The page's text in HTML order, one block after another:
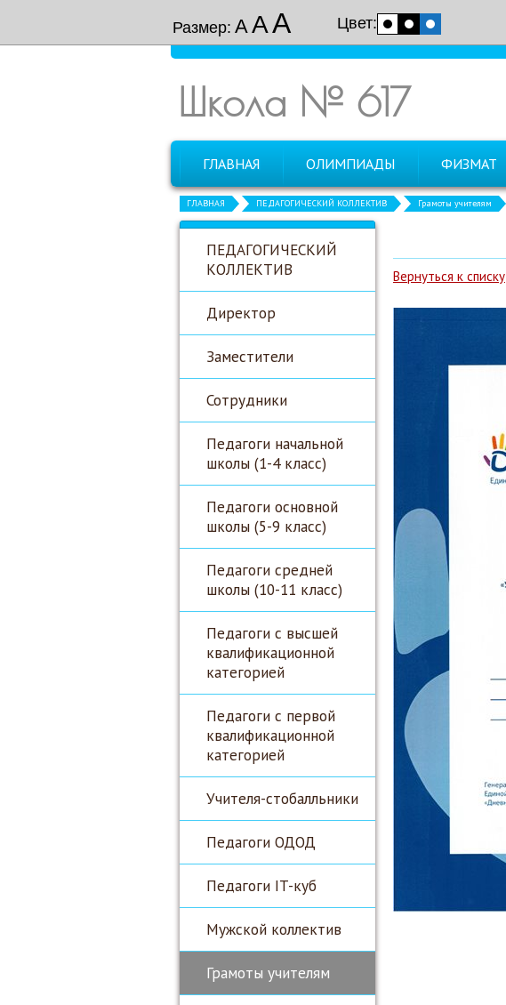
Размер: ААА Цвет:
Школа № 617
ГЛАВНАЯ ОЛИМПИАДЫ ФИЗМАТ
ГЛАВНАЯ ПЕДАГОГИЧЕСКИЙ КОЛЛЕКТИВ Грамоты учителям
ПЕДАГОГИЧЕСКИЙ
КОЛЛЕКТИВ
Директор
Заместители
Сотрудники
Педагоги начальной
школы (1-4 класс)
Педагоги основной
школы (5-9 класс)
Педагоги средней
школы (10-11 класс)
Педагоги с высшей
квалификационной
категорией
Педагоги с первой
квалификационной
категорией
Учителя-стобалльники
Педагоги ОДОД
Педагоги IT-куб
Мужской коллектив
Грамоты учителям
Вернуться к списку